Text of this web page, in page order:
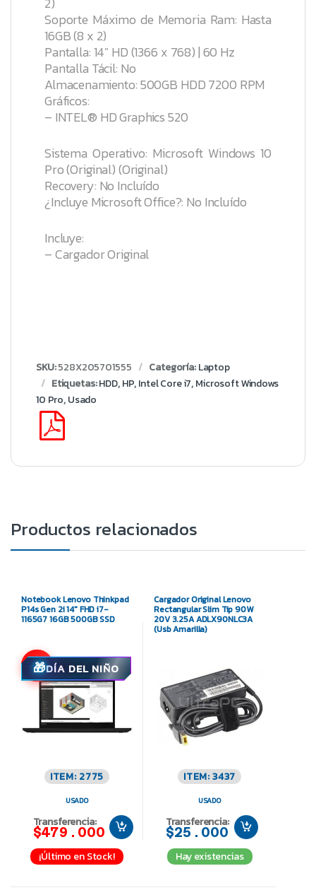
Soporte Máximo de Memoria Ram: Hasta
16GB (8 x 2)
Pantalla: 14″ HD (1366 x 768) | 60 Hz
Pantalla Tácil: No
Almacenamiento: 500GB HDD 7200 RPM
Gráficos:
– INTEL® HD Graphics 520
Sistema Operativo: Microsoft Windows 10
Pro (Original) (Original)
Recovery: No Incluído
¿Incluye Microsoft Office?: No Incluído
Incluye:
– Cargador Original
SKU:528X205701555 Categoría:Laptop
Etiquetas:HDD,HP,Intel Core i7,Microsoft Windows
10 Pro,Usado
Productos relacionados
Notebook Lenovo Thinkpad
P14s Gen 2i 14″ FHD i7-
1165G7 16GB 500GB SSD
-17%DÍA DEL NIÑO
ITEM: 2775
USADO
Transferencia:
$479.000
¡Último en Stock!
Cargador Original Lenovo
Rectangular Slim Tip 90W
20V 3.25A ADLX90NLC3A
(Usb Amarilla)
ITEM: 3437
USADO
Transferencia:
$25.000
Hay existencias